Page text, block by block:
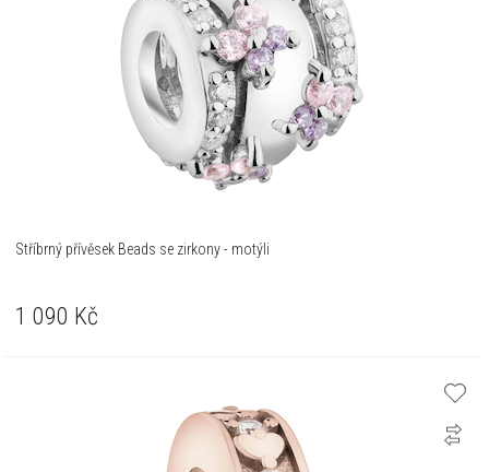
Stříbrný přívěsek Beads se zirkony - motýli
1 090 Kč